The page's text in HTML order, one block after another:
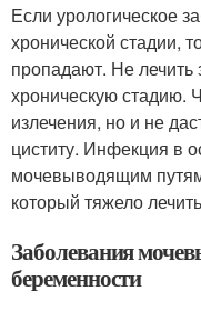
Если урологическое
хронической стадии,
пропадают. Не лечить
хроническую стадию.
излечения, но и не
циститу. Инфекция в
мочевыводящим
который тяжело
Заболевания
беременности